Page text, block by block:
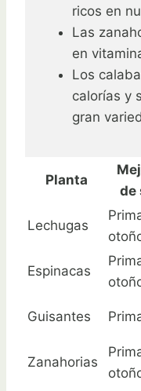
ricos en
Las
en
Los
calorías y
gran
Planta
de
Lechugas
Espinacas
Guisantes
Zanahorias